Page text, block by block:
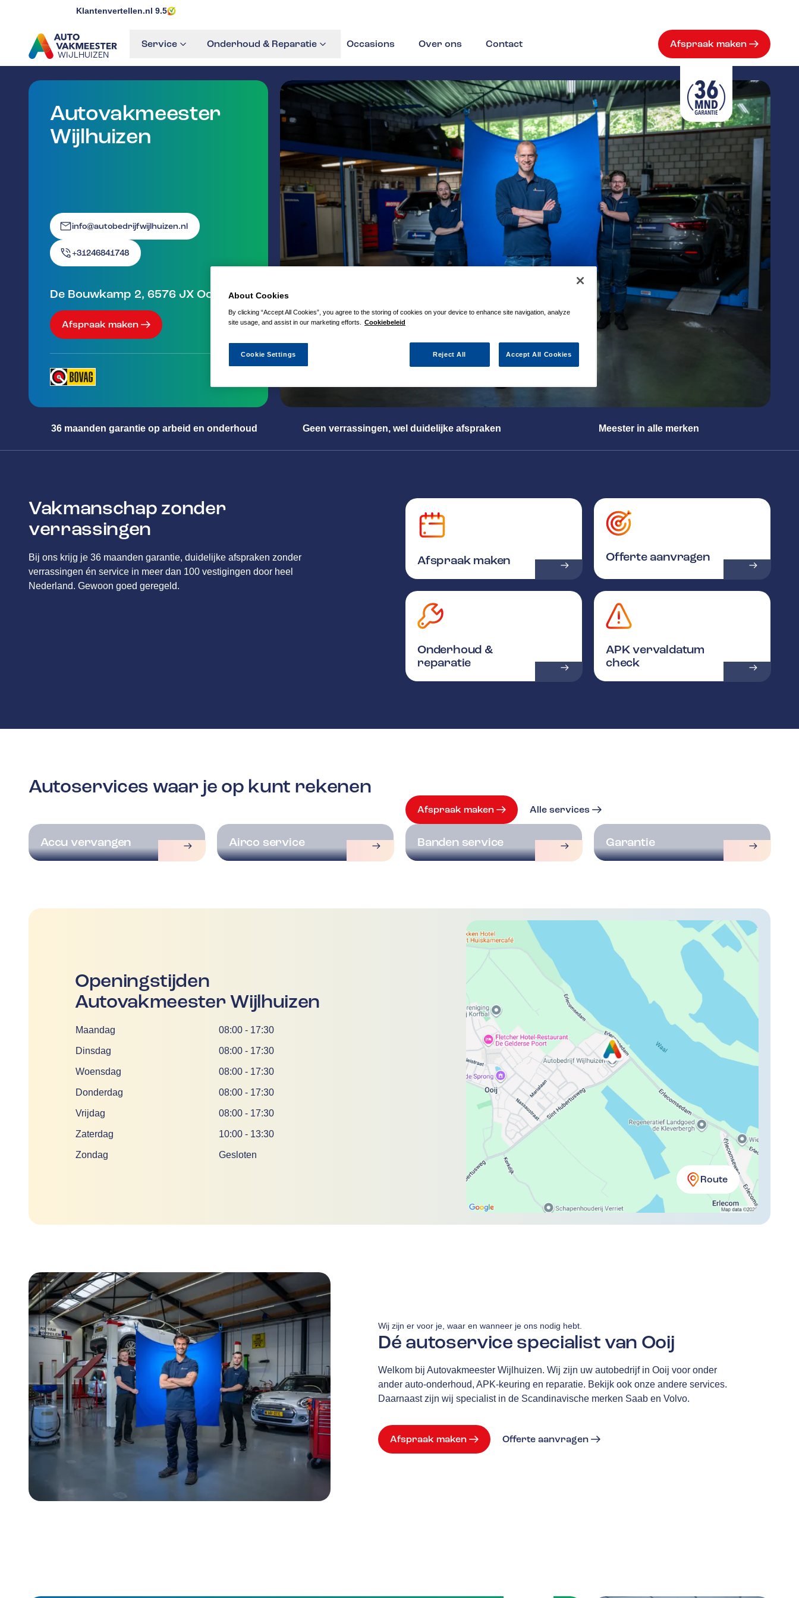
About Cookies
By clicking “Accept All Cookies”, you agree to the storing of cookies on your device to enhance site navigation, analyze
site usage, and assist in our marketing efforts.
Cookiebeleid
Reject All Accept All Cookies
Cookie Settings
Klantenvertellen.nl 9.5
WIJLHUIZEN
GA NAAR DE HOMEPAGINA
Service Onderhoud & Reparatie Occasions Over ons Contact Afspraak maken
Autovakmeester
Wijlhuizen
info@autobedrijfwijlhuizen.nl
+31246841748
De Bouwkamp 2, 6576 JX Ooij
Afspraak maken
36 maanden garantie op arbeid en onderhoud Geen verrassingen, wel duidelijke afspraken Meester in alle merken
Vakmanschap zonder
verrassingen
Bij ons krijg je 36 maanden garantie, duidelijke afspraken zonder
verrassingen én service in meer dan 100 vestigingen door heel
Nederland. Gewoon goed geregeld.
Afspraak maken Offerte aanvragen
Onderhoud &
reparatie
APK vervaldatum
check
Autoservices waar je op kunt rekenen
Afspraak maken Alle services
Accu vervangen Airco service Banden service Garantie
Openingstijden
Autovakmeester Wijlhuizen
DagTijd
Maandag 08:00 - 17:30
Dinsdag 08:00 - 17:30
Woensdag 08:00 - 17:30
Donderdag 08:00 - 17:30
Vrijdag 08:00 - 17:30
Zaterdag 10:00 - 13:30
Zondag Gesloten
Route
Dé autoservice specialist van Ooij
Wij zijn er voor je, waar en wanneer je ons nodig hebt.
Welkom bij Autovakmeester Wijlhuizen. Wij zijn uw autobedrijf in Ooij voor onder
ander auto-onderhoud, APK-keuring en reparatie. Bekijk ook onze andere services.
Daarnaast zijn wij specialist in de Scandinavische merken Saab en Volvo.
Afspraak maken Offerte aanvragen